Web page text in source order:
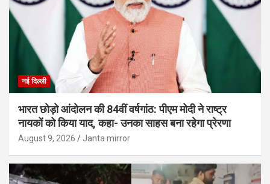
नई दिल्ली
भारत छोड़ो आंदोलन की 84वीं वर्षगांठ: पीएम मोदी ने राष्ट्र
नायकों को किया याद, कहा- उनका साहस बना रहेगा प्रेरणा
August 9, 2026 Janta mirror